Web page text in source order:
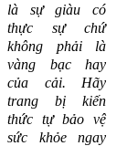
là sự giàu có
thực sự chứ
không phải là
vàng bạc hay
của cải. Hãy
trang bị kiến
thức tự bảo vệ
sức khỏe ngay